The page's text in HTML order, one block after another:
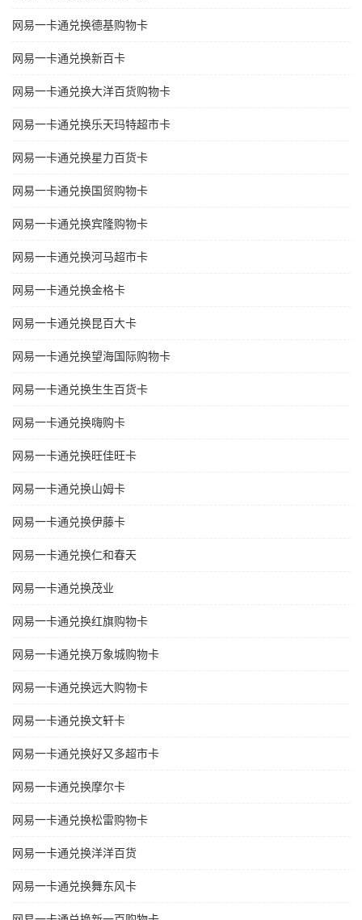
网易一卡通兑换德基购物卡
网易一卡通兑换新百卡
网易一卡通兑换大洋百货购物卡
网易一卡通兑换乐天玛特超市卡
网易一卡通兑换星力百货卡
网易一卡通兑换国贸购物卡
网易一卡通兑换宾隆购物卡
网易一卡通兑换河马超市卡
网易一卡通兑换金格卡
网易一卡通兑换昆百大卡
网易一卡通兑换望海国际购物卡
网易一卡通兑换生生百货卡
网易一卡通兑换嗨购卡
网易一卡通兑换旺佳旺卡
网易一卡通兑换山姆卡
网易一卡通兑换伊藤卡
网易一卡通兑换仁和春天
网易一卡通兑换茂业
网易一卡通兑换红旗购物卡
网易一卡通兑换万象城购物卡
网易一卡通兑换远大购物卡
网易一卡通兑换文轩卡
网易一卡通兑换好又多超市卡
网易一卡通兑换摩尔卡
网易一卡通兑换松雷购物卡
网易一卡通兑换洋洋百货
网易一卡通兑换舞东风卡